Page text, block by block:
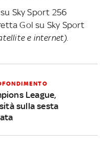
su Sky Sport 256
Gol su Sky Sport
e internet).
League,
sulla sesta